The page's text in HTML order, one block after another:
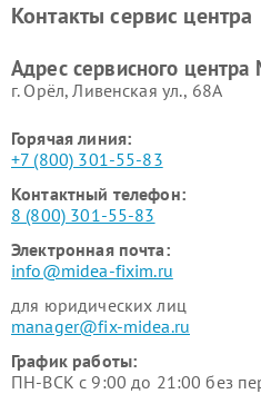
пылесосов Midea
Контакты сервис центра
Адрес сервисного центра
г. Орёл, Ливенская ул., 68А
Горячая линия:
+7 (800) 301-55-83
Контактный телефон:
8 (800) 301-55-83
Электронная почта:
info@midea-fixim.ru
для юридических лиц
manager@fix-midea.ru
График работы:
ПН-ВСК с 9:00 до 21:00 без